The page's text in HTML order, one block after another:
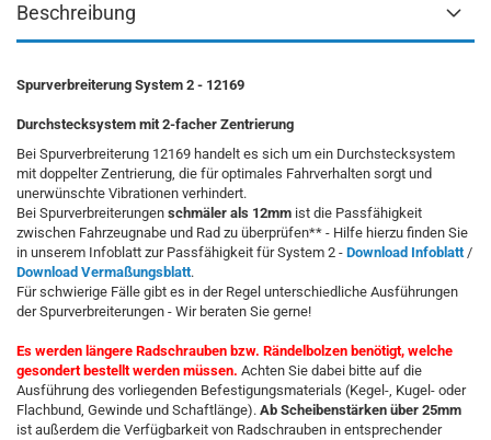
Beschreibung
Spurverbreiterung System 2 - 12169
Durchstecksystem mit 2-facher Zentrierung
Bei Spurverbreiterung 12169 handelt es sich um ein Durchstecksystem
mit doppelter Zentrierung, die für optimales Fahrverhalten sorgt und
unerwünschte Vibrationen verhindert.
Bei Spurverbreiterungen schmäler als 12mm ist die Passfähigkeit
zwischen Fahrzeugnabe und Rad zu überprüfen** - Hilfe hierzu finden Sie
in unserem Infoblatt zur Passfähigkeit für System 2 - Download Infoblatt/
Download Vermaßungsblatt.
Für schwierige Fälle gibt es in der Regel unterschiedliche Ausführungen
der Spurverbreiterungen - Wir beraten Sie gerne!
Es werden längere Radschrauben bzw. Rändelbolzen benötigt, welche
gesondert bestellt werden müssen. Achten Sie dabei bitte auf die
Ausführung des vorliegenden Befestigungsmaterials (Kegel-, Kugel- oder
Flachbund, Gewinde und Schaftlänge). Ab Scheibenstärken über 25mm
ist außerdem die Verfügbarkeit von Radschrauben in entsprechender